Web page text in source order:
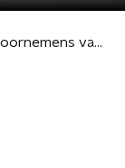
Merijn Dogge over de voornemens van Facebook in 2018